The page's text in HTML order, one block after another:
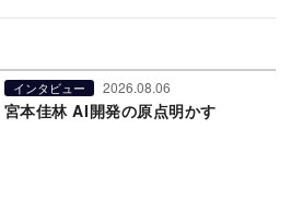
インタビュー 2026.08.06
宮本佳林 AI開発の原点明かす